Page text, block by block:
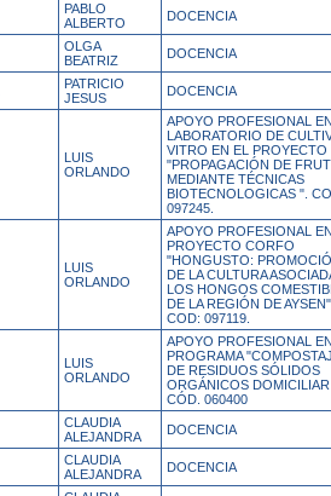
PABLO
ALBERTO
DOCENCIA
OLGA
BEATRIZ
DOCENCIA
PATRICIO
JESUS
DOCENCIA
LUIS
ORLANDO
APOYO PROFESIONAL
LABORATORIO DE
VITRO EN EL PROYECTO
"PROPAGACIÓN DE
MEDIANTE TÉCNICAS
BIOTECNOLOGICAS ".
097245.
LUIS
ORLANDO
APOYO PROFESIONAL
PROYECTO CORFO
"HONGUSTO:
DE LA CULTURA
LOS HONGOS
DE LA REGIÓN DE
COD: 097119.
LUIS
ORLANDO
APOYO PROFESIONAL
PROGRAMA
DE RESIDUOS SÓLIDOS
ORGÁNICOS
CÓD. 060400
CLAUDIA
ALEJANDRA
DOCENCIA
CLAUDIA
ALEJANDRA
DOCENCIA